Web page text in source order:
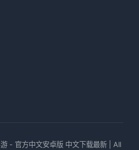
- 官方中文安卓版 中文下载最新 | All